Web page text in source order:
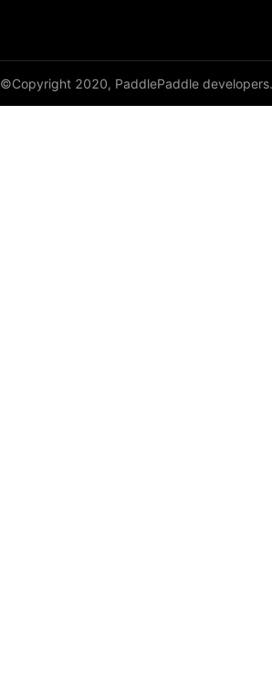
©Copyright 2020, PaddlePaddle developers.